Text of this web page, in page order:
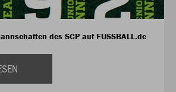
des SCP auf FUSSBALL.de